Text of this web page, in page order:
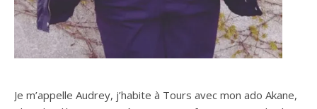
Je m’appelle Audrey, j’habite à Tours avec mon ado Akane,